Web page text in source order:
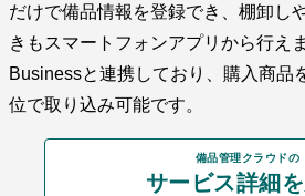
だけで備品情報を登録でき、棚卸し
きもスマートフォンアプリから行え
Businessと連携しており、購入商品
位で取り込み可能です。
備品管理クラウドの
サービス詳細